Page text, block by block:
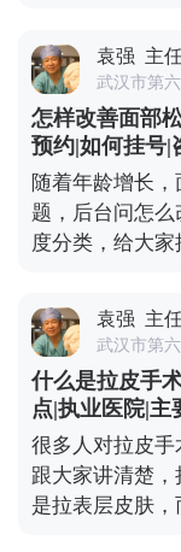
构做定制方案。
生会在术后每天
不是做完手术
花点时间选对医
MCR复合提升
号、百家号、
大部分人术后
息，个别敏感体
缓解，不会持
那种“皮笑肉不
表层皮肤，没处
术这样的正规
肪、肌肉这些
免这种不自然的
蔽位置，术后1-
来，也不会因为
情丧失，核心
比较习惯用多矢
悉度，尽量避
底，拉皮的安
验。选对人，才
道更多关于
袁强 主
武汉市第
怎样改善面部
预约|如何挂号|
随着年龄增长
题，后台问怎
度分类，给大
致，有少量细
式。像光电、超
皮肤变紧致；
下垂，这些方
如果是中度松弛
显、眼角有轻
考虑拉皮手术
部下垂问题。 如果是重度松弛，比如面部组织明显下
袁强 主
武汉市第
什么是拉皮手
点|执业医院|主
很多人对拉皮手
跟大家讲清楚，拉皮到
是拉表层皮肤